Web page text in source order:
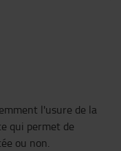
l'usure de la
qui permet de
ou non.